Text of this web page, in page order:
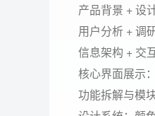
产品背景 + 设
用户分析 + 调
信息架构 + 交
核心界面展示
功能拆解与模